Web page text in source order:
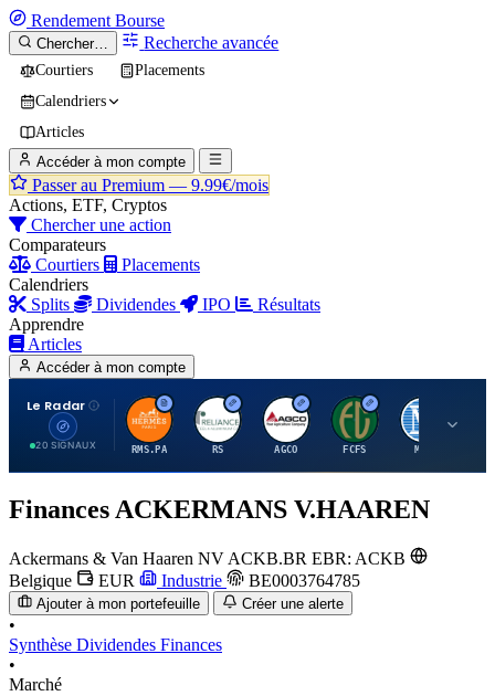
Rendement Bourse
Chercher… Recherche avancée
Courtiers
Placements
Calendriers
Articles
Accéder à mon compte
Passer au Premium — 9.99€/mois
Actions, ETF, Cryptos
Chercher une action
Comparateurs
Courtiers
Placements
Calendriers
Splits
Dividendes IPO
Résultats
Apprendre
Articles
Accéder à mon compte
Le Radar
20 SIGNAUX
H
RMS.PA
R
RS
A
AGCO
F
FCFS
M
MCO
Finances ACKERMANS V.HAAREN
Ackermans & Van Haaren NV ACKB.BR EBR: ACKB
Belgique
EUR Industrie BE0003764785
Ajouter à mon portefeuille Créer une alerte
•
Synthèse Dividendes Finances
•
Marché